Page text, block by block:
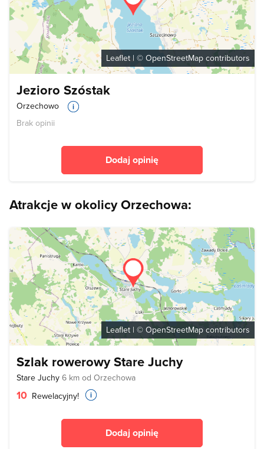
Leaflet | © OpenStreetMap contributors
Jezioro Szóstak
Orzechowo
Brak opinii
Dodaj opinię
Atrakcje w okolicy Orzechowa:
Leaflet | © OpenStreetMap contributors
Szlak rowerowy Stare Juchy
Stare Juchy 6 km od Orzechowa
10 Rewelacyjny!
Dodaj opinię